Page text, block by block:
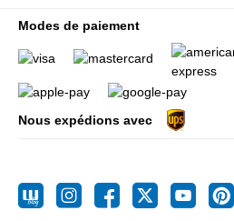
Modes de paiement
Nous expédions avec